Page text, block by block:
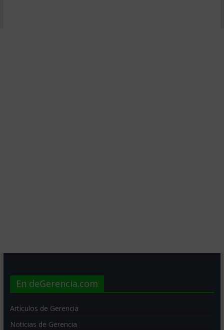
En deGerencia.com
Artículos de Gerencia
Noticias de Gerencia